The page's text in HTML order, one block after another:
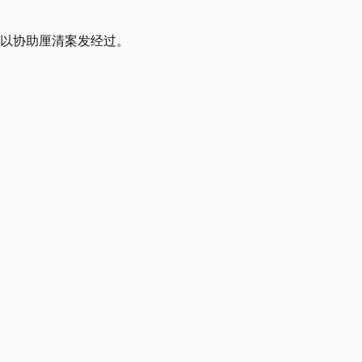
协助厘清案发经过。